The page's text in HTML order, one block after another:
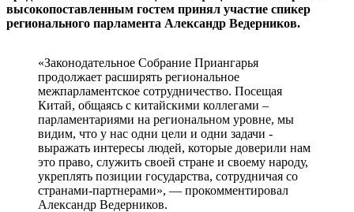
высокопоставленным гостем принял участие спикер
регионального парламента Александр Ведерников.
«Законодательное Собрание Приангарья
продолжает расширять региональное
межпарламентское сотрудничество. Посещая
Китай, общаясь с китайскими коллегами –
парламентариями на региональном уровне, мы
видим, что у нас одни цели и одни задачи -
выражать интересы людей, которые доверили нам
это право, служить своей стране и своему народу,
укреплять позиции государства, сотрудничая со
странами-партнерами», — прокомментировал
Александр Ведерников.